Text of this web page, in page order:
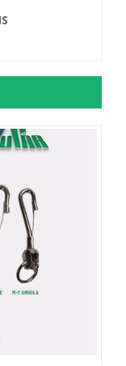
de...